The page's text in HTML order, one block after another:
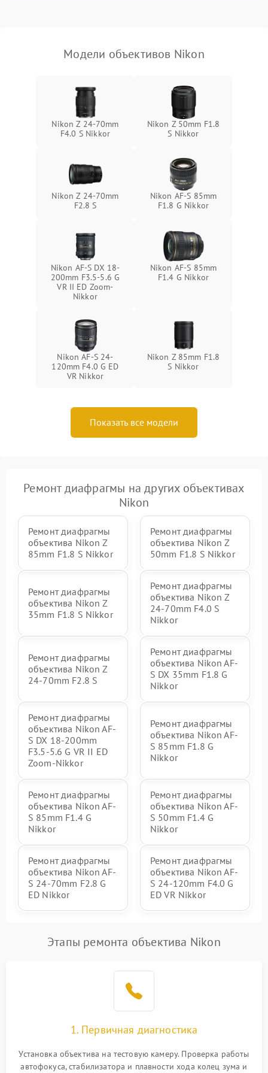
Модели объективов Nikon
Nikon Z 24-70mm
F4.0 S Nikkor
Nikon Z 50mm F1.8
S Nikkor
Nikon Z 24-70mm
F2.8 S
Nikon AF-S 85mm
F1.8 G Nikkor
Nikon AF-S DX 18-
200mm F3.5-5.6 G
VR II ED Zoom-
Nikkor
Nikon AF-S 85mm
F1.4 G Nikkor
Nikon AF-S 24-
120mm F4.0 G ED
VR Nikkor
Nikon Z 85mm F1.8
S Nikkor
Показать все модели
Ремонт диафрагмы на других объективах
Nikon
Ремонт диафрагмы
объектива Nikon Z
85mm F1.8 S Nikkor
Ремонт диафрагмы
объектива Nikon Z
50mm F1.8 S Nikkor
Ремонт диафрагмы
объектива Nikon Z
35mm F1.8 S Nikkor
Ремонт диафрагмы
объектива Nikon Z
24-70mm F4.0 S
Nikkor
Ремонт диафрагмы
объектива Nikon Z
24-70mm F2.8 S
Ремонт диафрагмы
объектива Nikon AF-
S DX 35mm F1.8 G
Nikkor
Ремонт диафрагмы
объектива Nikon AF-
S DX 18-200mm
F3.5-5.6 G VR II ED
Zoom-Nikkor
Ремонт диафрагмы
объектива Nikon AF-
S 85mm F1.8 G
Nikkor
Ремонт диафрагмы
объектива Nikon AF-
S 85mm F1.4 G
Nikkor
Ремонт диафрагмы
объектива Nikon AF-
S 50mm F1.4 G
Nikkor
Ремонт диафрагмы
объектива Nikon AF-
S 24-70mm F2.8 G
ED Nikkor
Ремонт диафрагмы
объектива Nikon AF-
S 24-120mm F4.0 G
ED VR Nikkor
Этапы ремонта объектива Nikon
1. Первичная диагностика
Установка объектива на тестовую камеру. Проверка работы
автофокуса, стабилизатора и плавности хода колец зума и